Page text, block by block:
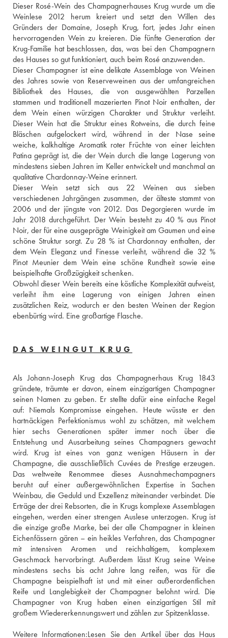
Dieser Rosé-Wein des Champagnerhauses Krug wurde um die
Weinlese 2012 herum kreiert und setzt den Willen des
Gründers der Domaine, Joseph Krug, fort, jedes Jahr einen
hervorragenden Wein zu kreieren. Die fünfte Generation der
Krug-Familie hat beschlossen, das, was bei den Champagnern
des Hauses so gut funktioniert, auch beim Rosé anzuwenden.
Dieser Champagner ist eine delikate Assemblage von Weinen
des Jahres sowie von Reserveweinen aus der umfangreichen
Bibliothek des Hauses, die von ausgewählten Parzellen
stammen und traditionell mazerierten Pinot Noir enthalten, der
dem Wein einen würzigen Charakter und Struktur verleiht.
Dieser Wein hat die Struktur eines Rotweins, die durch feine
Bläschen aufgelockert wird, während in der Nase seine
weiche, kalkhaltige Aromatik roter Früchte von einer leichten
Patina geprägt ist, die der Wein durch die lange Lagerung von
mindestens sieben Jahren im Keller entwickelt und manchmal an
qualitative Chardonnay-Weine erinnert.
Dieser Wein setzt sich aus 22 Weinen aus sieben
verschiedenen Jahrgängen zusammen, der älteste stammt von
2006 und der jüngste von 2012. Das Degorgieren wurde im
Jahr 2018 durchgeführt. Der Wein besteht zu 40 % aus Pinot
Noir, der für eine ausgeprägte Weinigkeit am Gaumen und eine
schöne Struktur sorgt. Zu 28 % ist Chardonnay enthalten, der
dem Wein Eleganz und Finesse verleiht, während die 32 %
Pinot Meunier dem Wein eine schöne Rundheit sowie eine
beispielhafte Großzügigkeit schenken.
Obwohl dieser Wein bereits eine köstliche Komplexität aufweist,
verleiht ihm eine Lagerung von einigen Jahren einen
zusätzlichen Reiz, wodurch er den besten Weinen der Region
ebenbürtig wird. Eine großartige Flasche.
DAS WEINGUT KRUG
Als Johann-Joseph Krug das Champagnerhaus Krug 1843
gründete, träumte er davon, einem einzigartigen Champagner
seinen Namen zu geben. Er stellte dafür eine einfache Regel
auf: Niemals Kompromisse eingehen. Heute wüsste er den
hartnäckigen Perfektionismus wohl zu schätzen, mit welchem
hier sechs Generationen später immer noch über die
Entstehung und Ausarbeitung seines Champagners gewacht
wird. Krug ist eines von ganz wenigen Häusern in der
Champagne, die ausschließlich Cuvées de Prestige erzeugen.
Das weltweite Renommee dieses Ausnahmechampagners
beruht auf einer außergewöhnlichen Expertise in Sachen
Weinbau, die Geduld und Exzellenz miteinander verbindet. Die
Erträge der drei Rebsorten, die in Krugs komplexe Assemblagen
eingehen, werden einer strengen Auslese unterzogen. Krug ist
die einzige große Marke, bei der alle Champagner in kleinen
Eichenfässern gären – ein heikles Verfahren, das Champagner
mit intensiven Aromen und reichhaltigem, komplexem
Geschmack hervorbringt. Außerdem lässt Krug seine Weine
mindestens sechs bis acht Jahre lang reifen, was für die
Champagne beispielhaft ist und mit einer außerordentlichen
Reife und Langlebigkeit der Champagner belohnt wird. Die
Champagner von Krug haben einen einzigartigen Stil mit
großem Wiedererkennungswert und zählen zur Spitzenklasse.
Weitere Informationen:Lesen Sie den Artikel über das Haus